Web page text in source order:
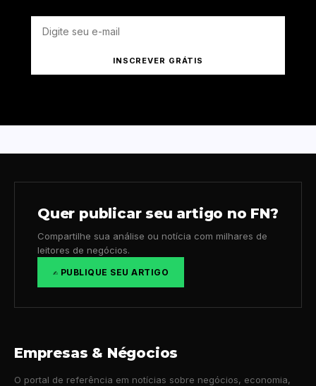
INSCREVER GRÁTIS
Quer publicar seu artigo no FN?
Compartilhe sua análise ou notícia com milhares de
leitores de negócios.
✍️ PUBLIQUE SEU ARTIGO
Empresas & Négocios
O portal de referência em notícias sobre negócios, economia,